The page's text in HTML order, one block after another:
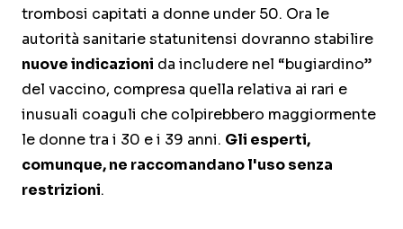
trombosi capitati a donne under 50. Ora le
autorità sanitarie statunitensi dovranno stabilire
nuove indicazioni da includere nel “bugiardino”
del vaccino, compresa quella relativa ai rari e
inusuali coaguli che colpirebbero maggiormente
le donne tra i 30 e i 39 anni. Gli esperti,
comunque, ne raccomandano l'uso senza
restrizioni.